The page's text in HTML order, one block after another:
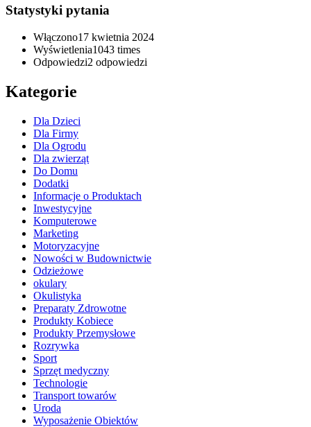
Statystyki pytania
Włączono17 kwietnia 2024
Wyświetlenia1043 times
Odpowiedzi2 odpowiedzi
Kategorie
Dla Dzieci
Dla Firmy
Dla Ogrodu
Dla zwierząt
Do Domu
Dodatki
Informacje o Produktach
Inwestycyjne
Komputerowe
Marketing
Motoryzacyjne
Nowości w Budownictwie
Odzieżowe
okulary
Okulistyka
Preparaty Zdrowotne
Produkty Kobiece
Produkty Przemysłowe
Rozrywka
Sport
Sprzęt medyczny
Technologie
Transport towarów
Uroda
Wyposażenie Obiektów